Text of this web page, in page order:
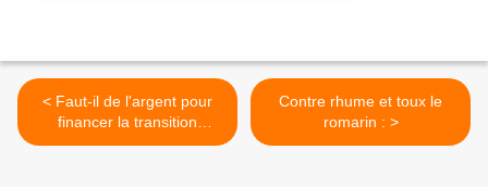
< Faut-il de l'argent pour
financer la transition
écologique ?
Contre rhume et toux le
romarin : >